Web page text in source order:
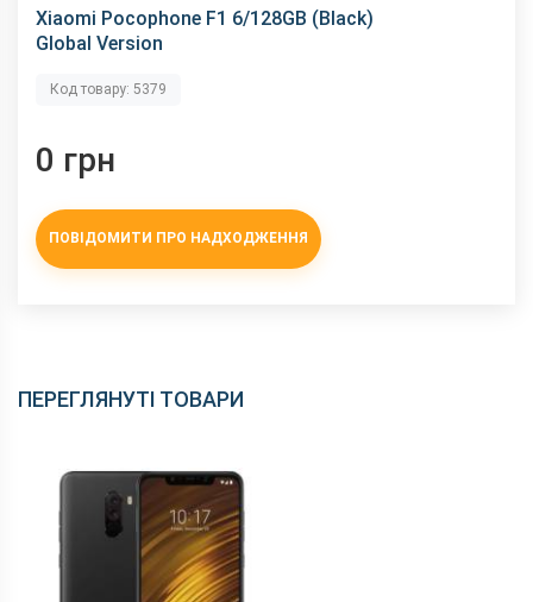
Xiaomi Pocophone F1 6/128GB (Black)
Global Version
Код товару: 5379
0 грн
ПОВІДОМИТИ ПРО НАДХОДЖЕННЯ
ПЕРЕГЛЯНУТІ ТОВАРИ